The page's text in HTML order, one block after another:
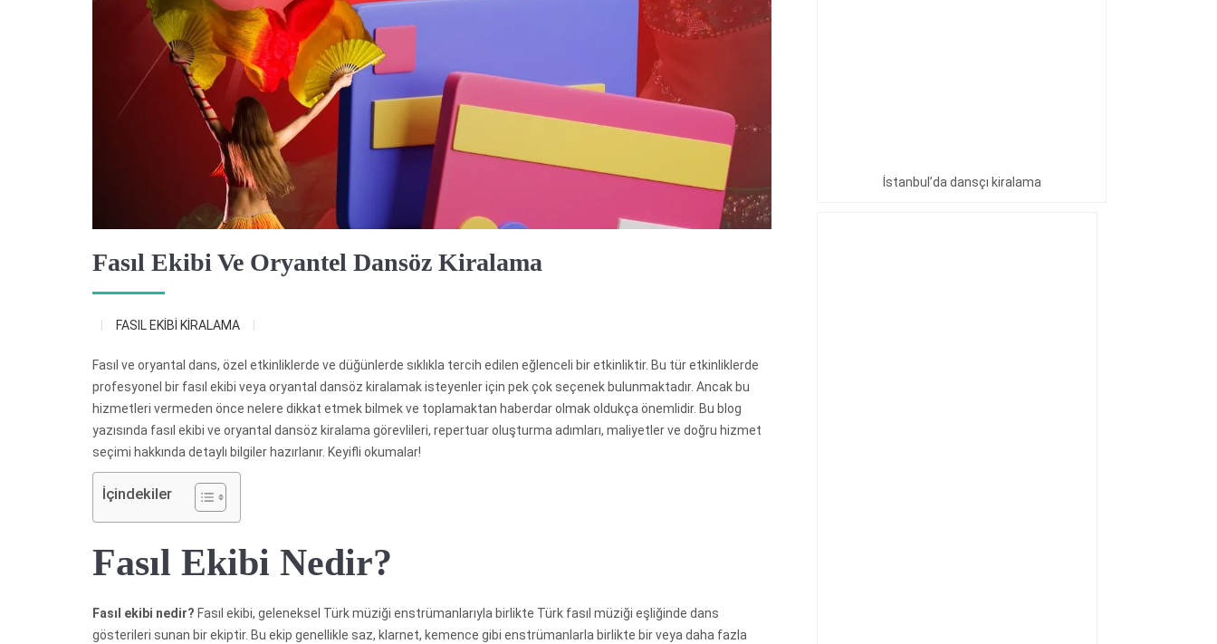
Fasıl Ekibi Ve Oryantel Dansöz Kiralama
FASIL EKİBİ KİRALAMA
Fasıl ve oryantal dans, özel etkinliklerde ve düğünlerde sıklıkla tercih edilen eğlenceli bir etkinliktir. Bu tür etkinliklerde
profesyonel bir fasıl ekibi veya oryantal dansöz kiralamak isteyenler için pek çok seçenek bulunmaktadır. Ancak bu
hizmetleri vermeden önce nelere dikkat etmek bilmek ve toplamaktan haberdar olmak oldukça önemlidir. Bu blog
yazısında fasıl ekibi ve oryantal dansöz kiralama görevlileri, repertuar oluşturma adımları, maliyetler ve doğru hizmet
seçimi hakkında detaylı bilgiler hazırlanır. Keyifli okumalar!
İçindekiler
Fasıl Ekibi Nedir?
Fasıl ekibi nedir? Fasıl ekibi, geleneksel Türk müziği enstrümanlarıyla birlikte Türk fasıl müziği eşliğinde dans
gösterileri sunan bir ekiptir. Bu ekip genellikle saz, klarnet, kemence gibi enstrümanlarla birlikte bir veya daha fazla
İstanbul’da dansçı kiralama